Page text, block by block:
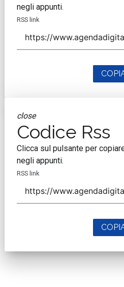
negli appunti.
RSS link
close
Codice Rss
Clicca sul pulsante per
negli appunti.
RSS link